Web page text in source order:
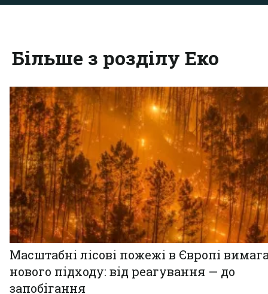
Більше з розділу Еко
Масштабні лісові пожежі в Європі
нового підходу: від реагування — до
запобігання